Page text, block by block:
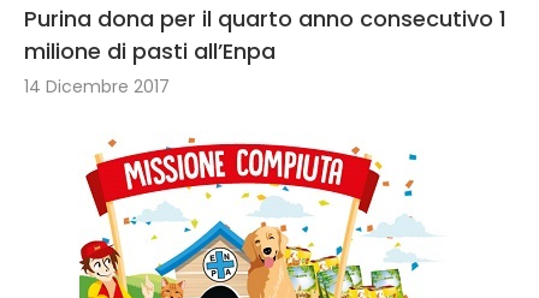
Purina dona per il quarto anno consecutivo 1
milione di pasti all’Enpa
14 Dicembre 2017